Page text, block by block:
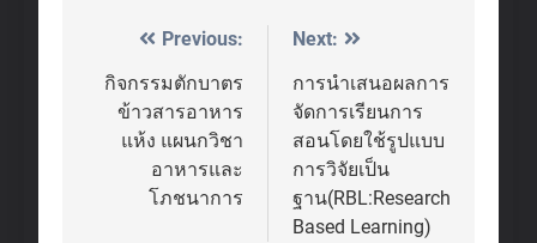
Post
navigation
Previous:
กิจกรรมตักบาตร
ข้าวสารอาหาร
แห้ง แผนกวิชา
อาหารและ
โภชนาการ
Next:
การนำเสนอผลการ
จัดการเรียนการ
สอนโดยใช้รูปแบบ
การวิจัยเป็น
ฐาน(RBL:Research
Based Learning)